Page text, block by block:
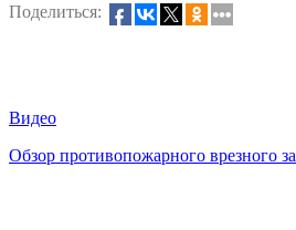
Поделиться:
Видео
Обзор противопожарного врезного